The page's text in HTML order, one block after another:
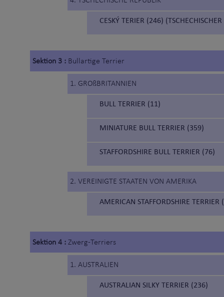
CESKÝ TERIER (246)
Sektion 3 : Bullartige Terrier
1. GROßBRITANNIEN
BULL TERRIER (11)
MINIATURE BULL TERRIER (359)
STAFFORDSHIRE BULL TERRIER (76)
2. VEREINIGTE STAATEN VON AMERIKA
AMERICAN STAFFORDSHIRE TERRIER
Sektion 4 : Zwerg-Terriers
1. AUSTRALIEN
AUSTRALIAN SILKY TERRIER (236)